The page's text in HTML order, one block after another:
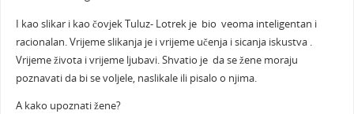
I kao slikar i kao čovjek Tuluz- Lotrek je bio veoma inteligentan i
racionalan. Vrijeme slikanja je i vrijeme učenja i sicanja iskustva .
Vrijeme života i vrijeme ljubavi. Shvatio je da se žene moraju
poznavati da bi se voljele, naslikale ili pisalo o njima.
A kako upoznati žene?